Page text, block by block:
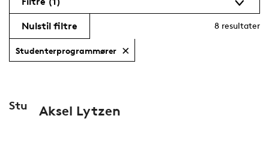
8 resultater
Nulstil filtre
Studenterprogrammører
Studenterprogrammører
Aksel Lytzen